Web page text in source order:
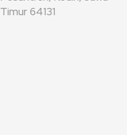
Timur 64131